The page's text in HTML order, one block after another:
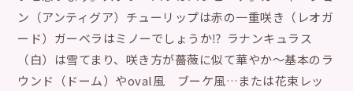
ン（アンティグア）チューリップは赤の一重咲き（レオガ
ード）ガーベラはミノーでしょうか⁉︎ ラナンキュラス
（白）は雪てまり、咲き方が薔薇に似て華やか〜基本のラ
ウンド（ドーム）やoval風 ブーケ風…または花束レッ